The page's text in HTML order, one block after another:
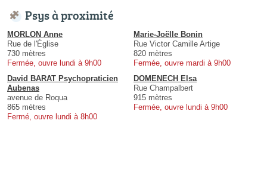
Psys à proximité
MORLON Anne
Rue de l'Église
730 mètres
Fermée, ouvre lundi à 9h00
Marie-Joëlle Bonin
Rue Victor Camille Artige
820 mètres
Fermée, ouvre mardi à 9h00
David BARAT Psychopraticien
Aubenas
avenue de Roqua
865 mètres
Fermé, ouvre lundi à 8h00
DOMENECH Elsa
Rue Champalbert
915 mètres
Fermée, ouvre lundi à 9h00